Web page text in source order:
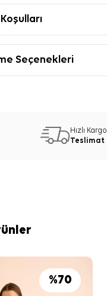
Seçenekleri
Hızlı Kargo
Teslimat
%70